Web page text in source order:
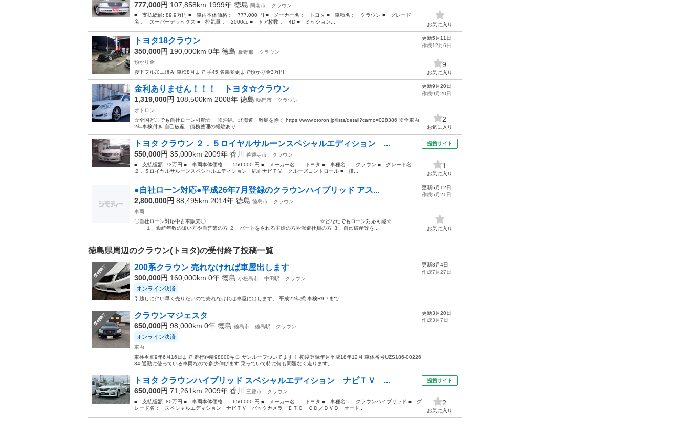
777,000円 107,858km 1999年 徳島 阿南市
クラウン
■ 支払総額: 89.9万円 ■ 車両本体価格： 777,000 円 ■ メーカー名： トヨタ ■ 車種名： クラウン ■ グレード
名： スーパーデラックス ■ 排気量： 2000cc ■ ドア枚数： 4D ■ ミッション...
お気に入り
トヨタ18クラウン
350,000円 190,000km 0年 徳島 板野郡
クラウン
預かり金
腹下フル加工済み 車検8月まで 手45 名義変更まで預かり金3万円
更新5月11日
作成12月6日
9
お気に入り
金利ありません！！！ トヨタ☆クラウン
1,319,000円 108,500km 2008年 徳島 鳴門市
クラウン
オトロン
☆全国どこでも自社ローン可能☆ ※沖縄、北海道、離島を除く https://www.otoron.jp/lists/detail?carno=028386 ※全車両
2年車検付き 自己破産、債務整理の経験あり...
更新9月20日
作成9月20日
2
お気に入り
トヨタ クラウン ２．５ロイヤルサルーンスペシャルエディション ...
550,000円 35,000km 2009年 香川 善通寺市
クラウン
■ 支払総額: 73万円 ■ 車両本体価格： 550,000 円 ■ メーカー名： トヨタ ■ 車種名： クラウン ■ グレード名：
２．５ロイヤルサルーンスペシャルエディション 純正ナビＴＶ クルーズコントロール ■ 排...
提携サイト
1
お気に入り
●自社ローン対応●平成26年7月登録のクラウンハイブリッド アス...
2,800,000円 88,495km 2014年 徳島 徳島市
クラウン
車両
〇自社ローン対応中古車販売〇 ☆どなたでもローン対応可能☆
１、勤続年数の短い方や自営業の方 ２、パートをされる主婦の方や派遣社員の方 ３、自己破産等を...
更新5月12日
作成5月21日
お気に入り
徳島県周辺のクラウン(トヨタ)の受付終了投稿一覧
受付終了 200系クラウン 売れなければ車屋出します
300,000円 160,000km 0年 徳島 小松島市 中田駅 クラウン
オンライン決済
引越しに伴い早く売りたいので売れなければ車屋に出します。 平成22年式 車検R9.7まで
更新8月4日
作成7月27日
受付終了 クラウンマジェスタ
650,000円 98,000km 0年 徳島 徳島市 徳島駅 クラウン
オンライン決済
車両
車検令和9年6月16日まで 走行距離98000キロ サンルーフついてます！ 初度登録年月平成18年12月 車体番号UZS186-00226
34 通勤に使っている車両なので多少伸びます 乗っていて特に何も問題なく走ります。 ...
更新3月20日
作成3月7日
トヨタ クラウンハイブリッド スペシャルエディション ナビＴＶ ...
650,000円 71,261km 2009年 香川 三豊市
クラウン
■ 支払総額: 80万円 ■ 車両本体価格： 650,000 円 ■ メーカー名： トヨタ ■ 車種名： クラウンハイブリッド ■ グ
レード名： スペシャルエディション ナビＴＶ バックカメラ ＥＴＣ ＣＤ／ＤＶＤ オート...
提携サイト
2
お気に入り